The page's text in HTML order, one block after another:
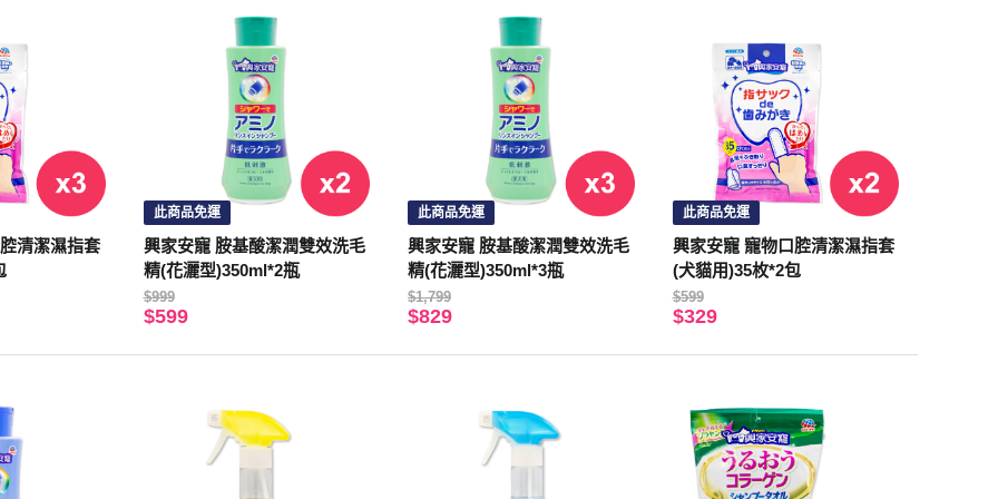
清潔濕指套
此商品免運
興家安寵 胺基酸潔潤雙效洗毛
精(花灑型)350ml*2瓶
$999
$599
此商品免運
興家安寵 胺基酸潔潤雙效洗毛
精(花灑型)350ml*3瓶
$1,799
$829
此商品免運
興家安寵 寵物口腔清潔濕指套
(犬貓用)35枚*2包
$599
$329